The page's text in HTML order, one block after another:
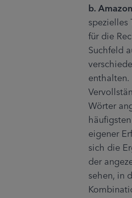
b.
spezielles
für die
Suchfeld
Wörter
eigener
sich die
der
sehen, in